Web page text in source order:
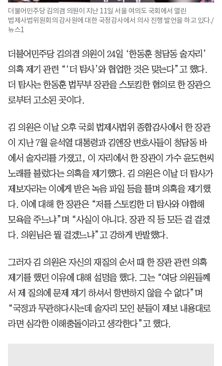
더불어민주당 김의겸 의원이 지난 11일 서울 여의도 국회에서 열린
법제사법위원회의 감사원에 대한 국정감사에서 의사 진행 발언을 하고 있다./
뉴스1
더불어민주당 김의겸 의원이 24일 ‘한동훈 청담동 술자리’
의혹 제기 관련 “‘더 탐사’와 협업한 것은 맞는다”고 했다.
더 탐사는 한동훈 법무부 장관을 스토킹한 혐의로 한 장관으
로부터 고소된 곳이다.
김 의원은 이날 오후 국회 법제사법위 종합감사에서 한 장관
이 지난 7월 윤석열 대통령과 김앤장 변호사들이 청담동 바
에서 술자리를 가졌고, 이 자리에서 한 장관이 가수 윤도현씨
노래를 불렀다는 의혹을 제기했다. 김 의원은 이날 더 탐사가
제보자라는 이에게 받은 녹음 파일 등을 틀며 의혹을 제기했
다. 이에 대해 한 장관은 “저를 스토킹한 더 탐사와 야합해
모욕을 주느냐”며 “사실이 아니다. 장관 직 등 모든 걸 걸겠
다. 의원님은 뭘 걸겠느냐”고 강하게 반발했다.
그러자 김 의원은 자신의 재질의 순서 때 한 장관 관련 의혹
제기를 했던 이유에 대해 설명을 했다. 그는 “여당 의원들꼐
서 제 질의에 문제 제기 하셔서 항변하지 않을 수 없다”며
“국정과 무관하다시는데 술자리 모인 분들이 제보 내용대로
라면 심각한 이해충돌이라고 생각한다”고 했다.